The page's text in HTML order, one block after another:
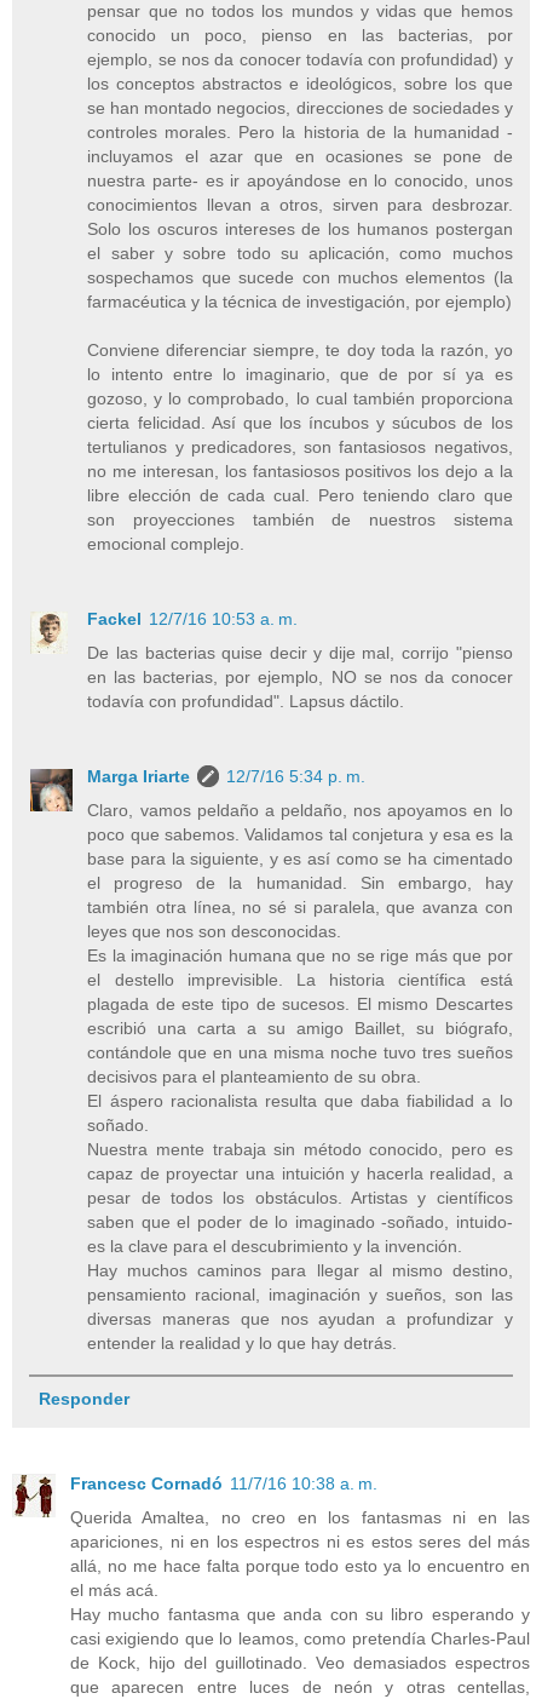
pensar que no todos los mundos y vidas que hemos
conocido un poco, pienso en las bacterias, por
ejemplo, se nos da conocer todavía con profundidad) y
los conceptos abstractos e ideológicos, sobre los que
se han montado negocios, direcciones de sociedades y
controles morales. Pero la historia de la humanidad -
incluyamos el azar que en ocasiones se pone de
nuestra parte- es ir apoyándose en lo conocido, unos
conocimientos llevan a otros, sirven para desbrozar.
Solo los oscuros intereses de los humanos postergan
el saber y sobre todo su aplicación, como muchos
sospechamos que sucede con muchos elementos (la
farmacéutica y la técnica de investigación, por ejemplo)
Conviene diferenciar siempre, te doy toda la razón, yo
lo intento entre lo imaginario, que de por sí ya es
gozoso, y lo comprobado, lo cual también proporciona
cierta felicidad. Así que los íncubos y súcubos de los
tertulianos y predicadores, son fantasiosos negativos,
no me interesan, los fantasiosos positivos los dejo a la
libre elección de cada cual. Pero teniendo claro que
son proyecciones también de nuestros sistema
emocional complejo.
Fackel 12/7/16 10:53 a. m.
De las bacterias quise decir y dije mal, corrijo "pienso
en las bacterias, por ejemplo, NO se nos da conocer
todavía con profundidad". Lapsus dáctilo.
Marga Iriarte
12/7/16 5:34 p. m.
Claro, vamos peldaño a peldaño, nos apoyamos en lo
poco que sabemos. Validamos tal conjetura y esa es la
base para la siguiente, y es así como se ha cimentado
el progreso de la humanidad. Sin embargo, hay
también otra línea, no sé si paralela, que avanza con
leyes que nos son desconocidas.
Es la imaginación humana que no se rige más que por
el destello imprevisible. La historia científica está
plagada de este tipo de sucesos. El mismo Descartes
escribió una carta a su amigo Baillet, su biógrafo,
contándole que en una misma noche tuvo tres sueños
decisivos para el planteamiento de su obra.
El áspero racionalista resulta que daba fiabilidad a lo
soñado.
Nuestra mente trabaja sin método conocido, pero es
capaz de proyectar una intuición y hacerla realidad, a
pesar de todos los obstáculos. Artistas y científicos
saben que el poder de lo imaginado -soñado, intuido-
es la clave para el descubrimiento y la invención.
Hay muchos caminos para llegar al mismo destino,
pensamiento racional, imaginación y sueños, son las
diversas maneras que nos ayudan a profundizar y
entender la realidad y lo que hay detrás.
Responder
Francesc Cornadó 11/7/16 10:38 a. m.
Querida Amaltea, no creo en los fantasmas ni en las
apariciones, ni en los espectros ni es estos seres del más
allá, no me hace falta porque todo esto ya lo encuentro en
el más acá.
Hay mucho fantasma que anda con su libro esperando y
casi exigiendo que lo leamos, como pretendía Charles-Paul
de Kock, hijo del guillotinado. Veo demasiados espectros
que aparecen entre luces de neón y otras centellas,